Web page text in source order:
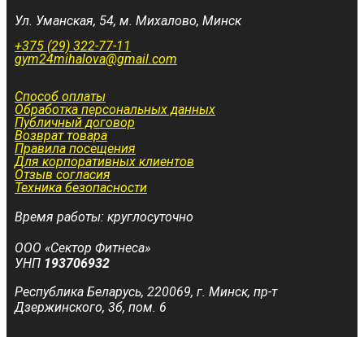
Ул. Уманская, 54, м. Михалово, Минск
+375 (29) 322-77-11
gym24mihalova@gmail.com
Способ оплаты
Обработка персональных данных
Публичный договор
Возврат товара
Правила посещения
Для корпоративных клиентов
Отзыв согласия
Техника безопасности
Время работы: круглосуточно
ООО «Сектор Фитнеса»
УНП 193706932
Республика Беларусь, 220069, г. Минск, пр-т
Дзержинского, 3б, пом. 6